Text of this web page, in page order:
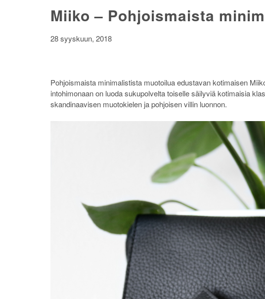
Miiko – Pohjoismaista
28 syyskuun, 2018
Pohjoismaista minimalistista muotoilua edustavan kotimaisen
intohimonaan on luoda sukupolvelta toiselle säilyviä kotimaisia
skandinaavisen muotokielen ja pohjoisen villin luonnon.